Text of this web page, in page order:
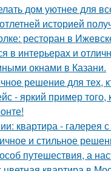
дом уютнее для
историей
ресторан в
в интерьерах и
окнами в Казани.
решение для тех,
- яркий пример
квартира - галерея
и стильное
путешествия, а